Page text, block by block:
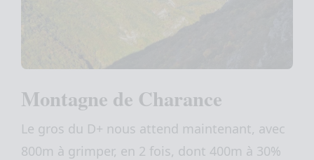
Montagne de Charance
Le gros du D+ nous attend maintenant, avec
800m à grimper, en 2 fois, dont 400m à 30%